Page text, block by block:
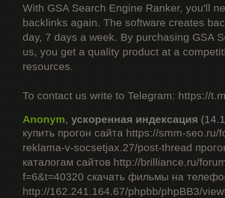
With GSA Search Engine Ranker, you'll
backlinks again. The software creates
day, 7 days a week. By purchasing GSA
us, you get a quality product at a
resources.
To contact us write to Telegram: https://
Anonym, ускоренная индексация
купить прогон сайта https://smm-
reklama-v-socsetjax.27/post-thread
каталогам сайтов http://brilliance.ru/
f=6&t=40320 скачать фильмы на
http://162.241.164.67/phpbb/phpBB3/